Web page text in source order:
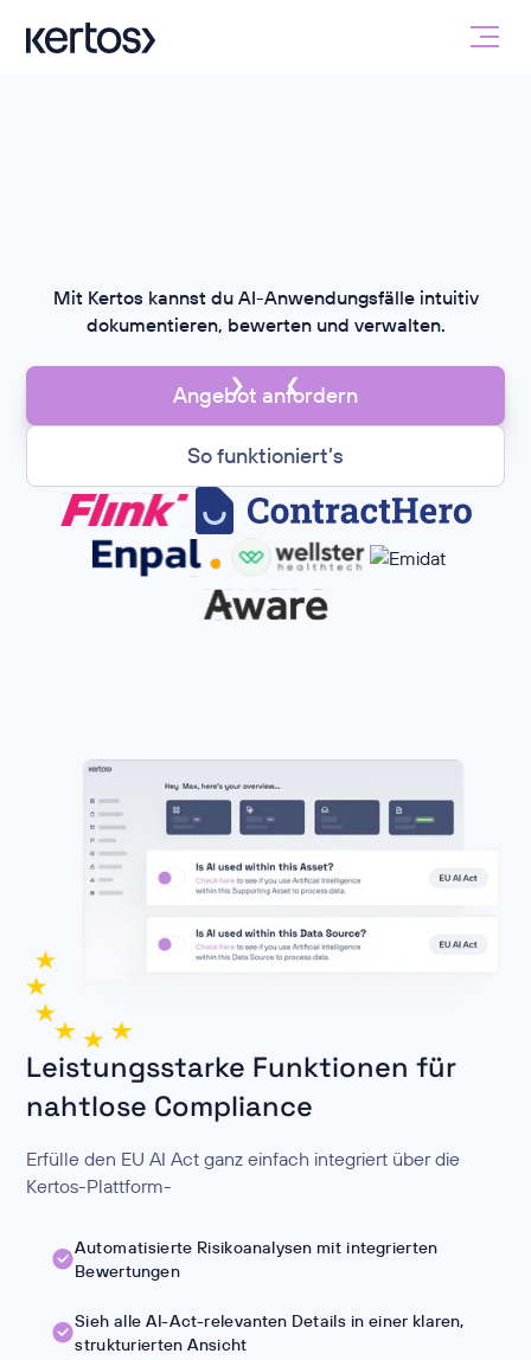
Mit Kertos kannst du AI-Anwendungsfälle intuitiv
dokumentieren, bewerten und verwalten.
Angebot anfordern
So funktioniert’s
Leistungsstarke Funktionen für
nahtlose Compliance
Erfülle den EU AI Act ganz einfach integriert über die
Kertos-Plattform-
Automatisierte Risikoanalysen mit integrierten
Bewertungen
Sieh alle AI-Act-relevanten Details in einer klaren,
strukturierten Ansicht